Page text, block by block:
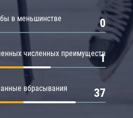
в меньшинстве 0
численных преимуществ
1
вбрасывания 37